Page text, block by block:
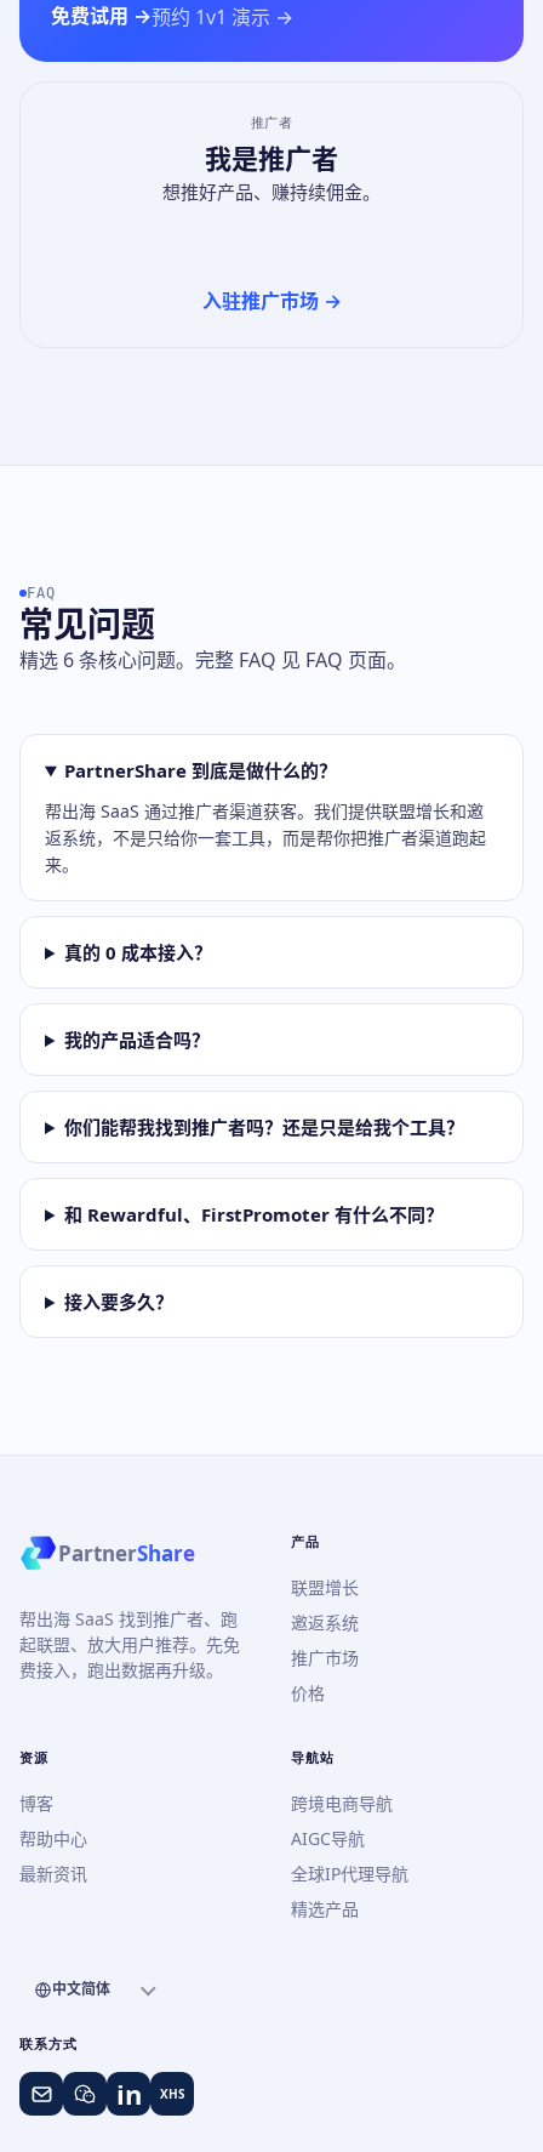
免费试用 →预约 1v1 演示 →
推广者
我是推广者
想推好产品、赚持续佣金。
入驻推广市场 →
FAQ
常见问题
精选 6 条核心问题。完整 FAQ 见 FAQ 页面。
PartnerShare 到底是做什么的？
帮出海 SaaS 通过推广者渠道获客。我们提供联盟增长和邀
返系统，不是只给你一套工具，而是帮你把推广者渠道跑起
来。
真的 0 成本接入？
我的产品适合吗？
你们能帮我找到推广者吗？还是只是给我个工具？
和 Rewardful、FirstPromoter 有什么不同？
接入要多久？
PartnerShare
帮出海 SaaS 找到推广者、跑
起联盟、放大用户推荐。先免
费接入，跑出数据再升级。
产品
联盟增长
邀返系统
推广市场
价格
资源
博客
帮助中心
最新资讯
导航站
跨境电商导航
AIGC导航
全球IP代理导航
精选产品
中文简体
联系方式
in XHS